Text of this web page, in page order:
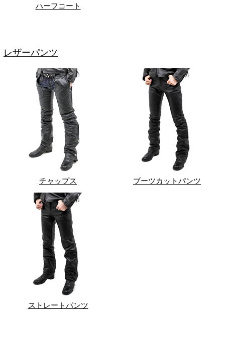
ハーフコート
レザーパンツ
チャップス ブーツカットパンツ
ストレートパンツ